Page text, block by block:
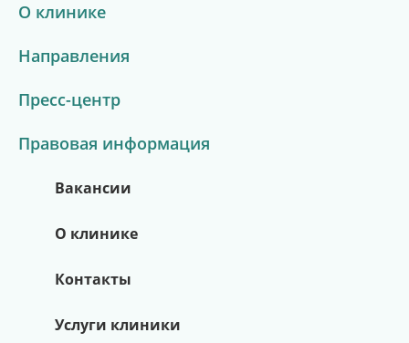
О клинике
Направления
Пресс-центр
Правовая информация
Вакансии
О клинике
Контакты
Услуги клиники